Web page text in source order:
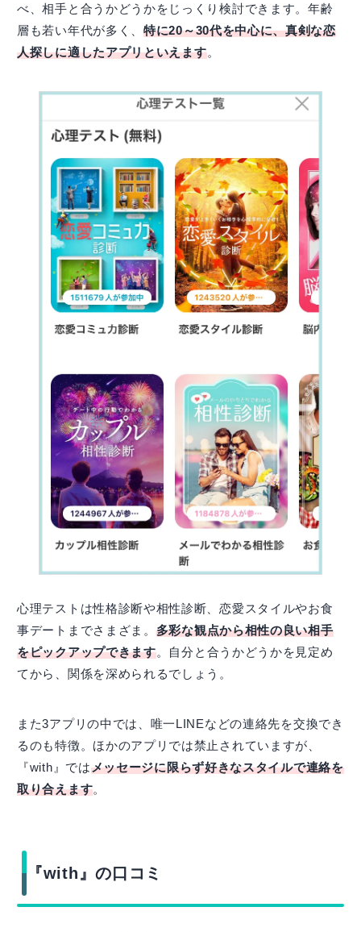
べ、相手と合うかどうかをじっくり検討できます。年齢
層も若い年代が多く、 特に20～30代を中心に、真剣な恋
人探しに適したアプリといえます。
心理テストは性格診断や相性診断、恋愛スタイルやお食
事デートまでさまざま。 多彩な観点から相性の良い相手
をピックアップできます。自分と合うかどうかを見定め
てから、関係を深められるでしょう。
また3アプリの中では、唯一LINEなどの連絡先を交換でき
るのも特徴。ほかのアプリでは禁止されていますが、
『with』ではメッセージに限らず好きなスタイルで連絡を
取り合えます。
『with』の口コミ